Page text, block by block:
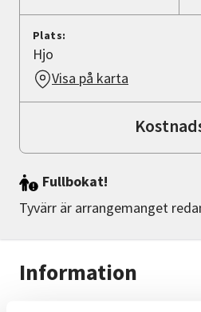
Information
Plats:
Hjo
Visa på karta
Fullbokat!
Tyvärr är arrangemanget